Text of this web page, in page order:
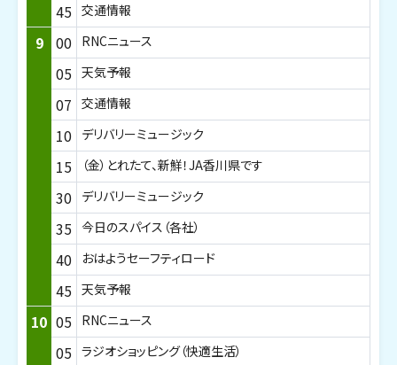
45 交通情報
9 00 RNCニュース
05 天気予報
07 交通情報
10 デリバリーミュージック
15 （金）とれたて、新鮮！JA香川県です
30 デリバリーミュージック
35 今日のスパイス（各社）
40 おはようセーフティロード
45 天気予報
10 05 RNCニュース
05 ラジオショッピング（快適生活）